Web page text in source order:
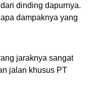
dinding dapurnya.
dampaknya yang
jaraknya sangat
jalan khusus PT